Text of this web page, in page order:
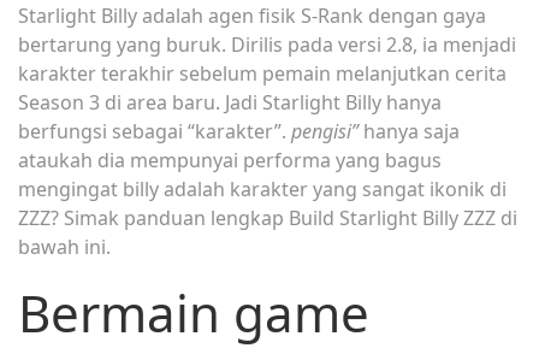
Starlight Billy adalah agen fisik S-Rank dengan gaya
bertarung yang buruk. Dirilis pada versi 2.8, ia menjadi
karakter terakhir sebelum pemain melanjutkan cerita
Season 3 di area baru. Jadi Starlight Billy hanya
berfungsi sebagai “karakter”. pengisi”hanya saja
ataukah dia mempunyai performa yang bagus
mengingat billy adalah karakter yang sangat ikonik di
ZZZ? Simak panduan lengkap Build Starlight Billy ZZZ di
bawah ini.
Bermain game